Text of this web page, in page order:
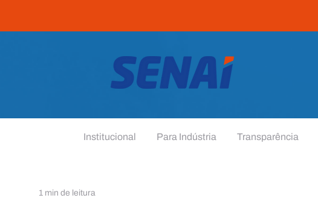
Institucional Para Indústria Transparência
1 min de leitura